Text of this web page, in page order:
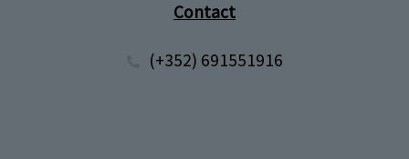
Contact
(+352) 691551916